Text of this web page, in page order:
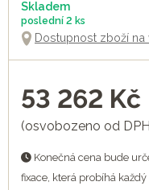
Skladem
poslední 2 ks
Dostupnost zboží
53 262 Kč
(osvobozeno od
Konečná cena bude
fixace, která probíhá